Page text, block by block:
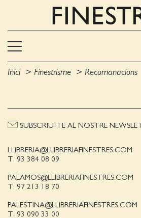
Inici Finestrisme Recomanacions
LLIBRERIA@LLIBRERIAFINESTRES.COM
T. 93 384 08 09
PALAMOS@LLIBRERIAFINESTRES.COM
T. 97 213 18 70
PALESTINA@LLIBRERIAFINESTRES.COM
T. 93 090 33 00
SUBSCRIU-TE AL NOSTRE